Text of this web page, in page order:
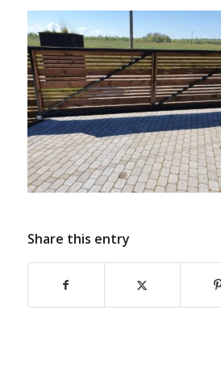
Share this entry